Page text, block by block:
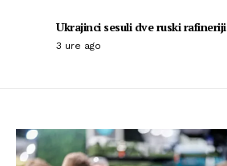
Ukrajinci sesuli dve ruski rafineriji
3 ure ago